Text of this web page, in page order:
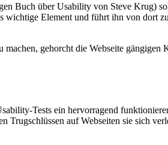
Buch über Usability von Steve Krug)
Element und führt ihn von dort
gehorcht die Webseite
Tests ein hervorragend
auf Webseiten sie sich